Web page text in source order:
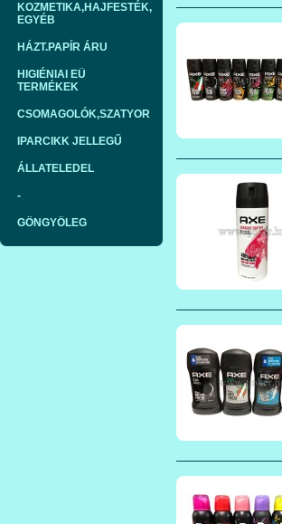
KOZMETIKA,HAJFESTÉK,
EGYÉB
HÁZT.PAPÍR ÁRU
HIGIÉNIAI EÜ
TERMÉKEK
CSOMAGOLÓK,SZATYOR
IPARCIKK JELLEGŰ
ÁLLATELEDEL
-
GÖNGYÖLEG